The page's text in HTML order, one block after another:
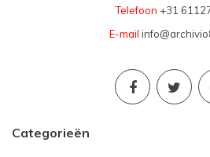
Telefoon +31
E-mail
Categorieën